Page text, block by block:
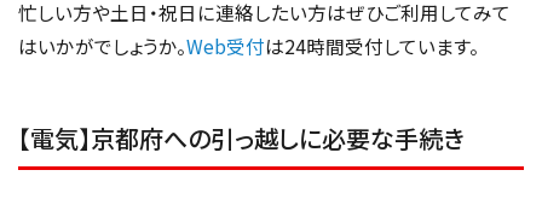
忙しい方や土日・祝日に連絡したい方はぜひご利用してみて
はいかがでしょうか。Web受付は24時間受付しています。
【電気】京都府への引っ越しに必要な手続き